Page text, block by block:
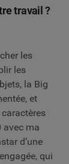
travail ?
les
les
la Big
et
avec ma
d’une
qui